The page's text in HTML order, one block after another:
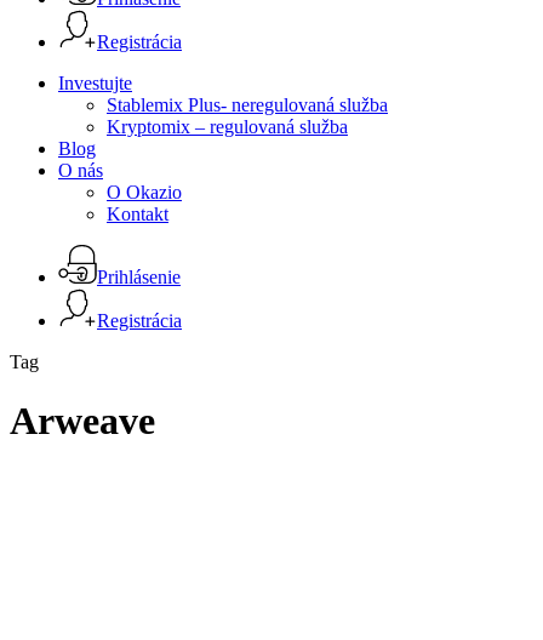
Registrácia
Menu
Investujte
Stablemix Plus- neregulovaná služba
Kryptomix – regulovaná služba
Blog
O nás
O Okazio
Kontakt
Prihlásenie
Registrácia
Tag
Arweave